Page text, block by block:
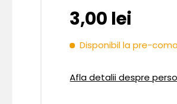
Pret initial
3,00 lei
Disponibil la pre-
Afla detalii despre